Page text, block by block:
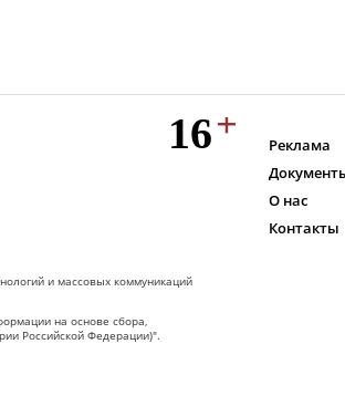
и массовых коммуникаций
на основе сбора,
Российской Федерации)".
Реклама
О нас
Контакты